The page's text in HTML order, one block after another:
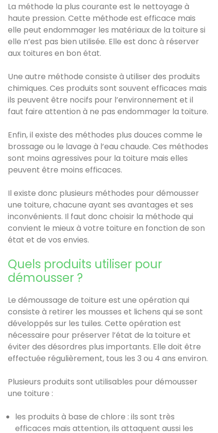
La méthode la plus courante est le nettoyage à
haute pression. Cette méthode est efficace mais
elle peut endommager les matériaux de la toiture si
elle n’est pas bien utilisée. Elle est donc à réserver
aux toitures en bon état.
Une autre méthode consiste à utiliser des produits
chimiques. Ces produits sont souvent efficaces mais
ils peuvent être nocifs pour l’environnement et il
faut faire attention à ne pas endommager la toiture.
Enfin, il existe des méthodes plus douces comme le
brossage ou le lavage à l’eau chaude. Ces méthodes
sont moins agressives pour la toiture mais elles
peuvent être moins efficaces.
Il existe donc plusieurs méthodes pour démousser
une toiture, chacune ayant ses avantages et ses
inconvénients. Il faut donc choisir la méthode qui
convient le mieux à votre toiture en fonction de son
état et de vos envies.
Quels produits utiliser pour
démousser ?
Le démoussage de toiture est une opération qui
consiste à retirer les mousses et lichens qui se sont
développés sur les tuiles. Cette opération est
nécessaire pour préserver l’état de la toiture et
éviter des désordres plus importants. Elle doit être
effectuée régulièrement, tous les 3 ou 4 ans environ.
Plusieurs produits sont utilisables pour démousser
une toiture :
les produits à base de chlore : ils sont très
efficaces mais attention, ils attaquent aussi les